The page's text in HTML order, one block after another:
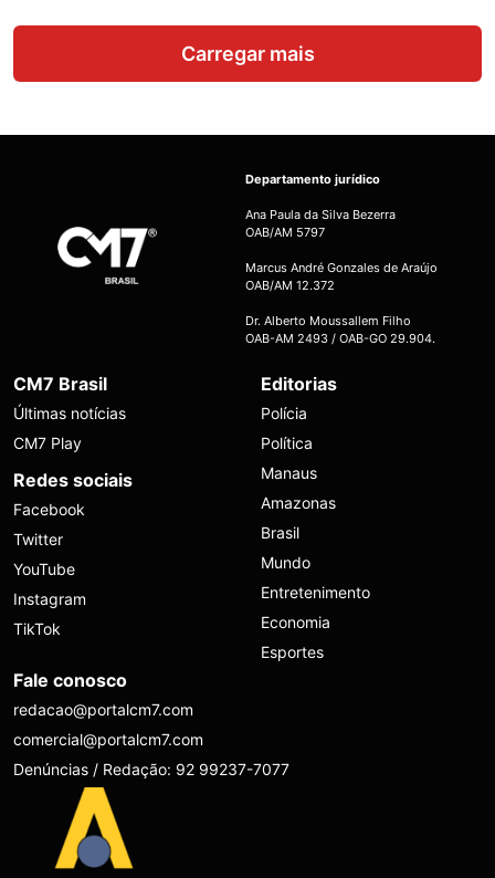
Carregar mais
Departamento jurídico
Ana Paula da Silva Bezerra
OAB/AM 5797
Marcus André Gonzales de Araújo
OAB/AM 12.372
Dr. Alberto Moussallem Filho
OAB-AM 2493 / OAB-GO 29.904.
CM7 Brasil
Últimas notícias
CM7 Play
Redes sociais
Facebook
Twitter
YouTube
Instagram
TikTok
Editorias
Polícia
Política
Manaus
Amazonas
Brasil
Mundo
Entretenimento
Economia
Esportes
Fale conosco
redacao@portalcm7.com
comercial@portalcm7.com
Denúncias / Redação: 92 99237-7077